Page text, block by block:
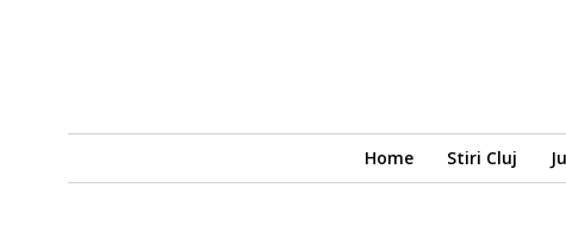
Home Stiri Cluj